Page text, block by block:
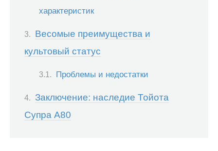
характеристик
Весомые преимущества и
культовый статус
Проблемы и недостатки
Заключение: наследие Тойота
Супра A80